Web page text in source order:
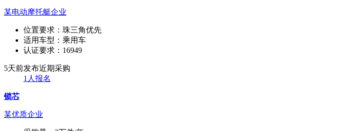
某电动摩托艇企业
位置要求： 珠三角优先
适用车型： 乘用车
认证要求： 16949
5天前发布近期采购
1人报名
锁芯
某优质企业